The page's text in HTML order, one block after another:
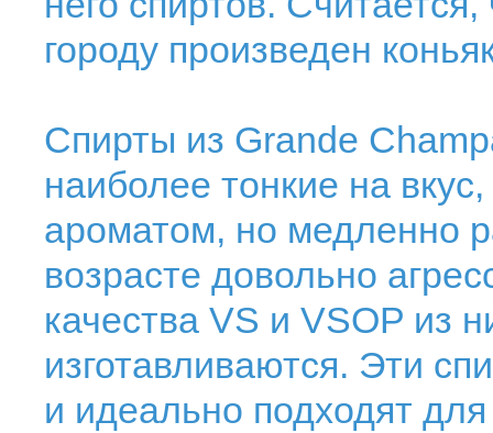
городу произведен
Спирты из Grande
наиболее тонкие на
ароматом, но медленно
возрасте довольно
качества VS и VSOP из
изготавливаются. Эти
и идеально подходят